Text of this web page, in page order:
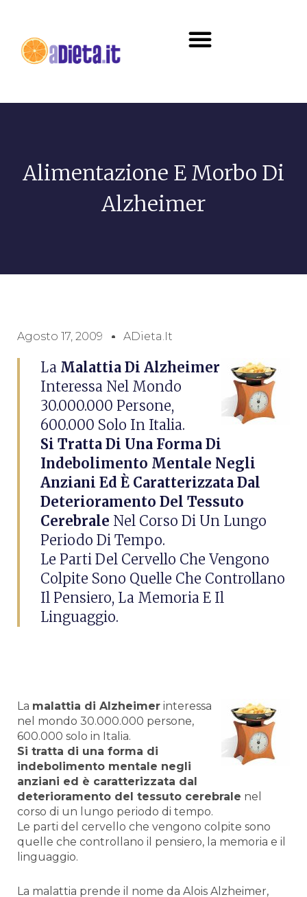
Alimentazione E Morbo Di
Alzheimer
Agosto 17, 2009 ADieta.it
La Malattia Di Alzheimer
Interessa Nel Mondo
30.000.000 Persone,
600.000 Solo In Italia.
Si Tratta Di Una Forma Di
Indebolimento Mentale Negli
Anziani Ed È Caratterizzata Dal
Deterioramento Del Tessuto
Cerebrale Nel Corso Di Un Lungo
Periodo Di Tempo.
Le Parti Del Cervello Che Vengono
Colpite Sono Quelle Che Controllano
Il Pensiero, La Memoria E Il
Linguaggio.
La malattia di Alzheimer interessa
nel mondo 30.000.000 persone,
600.000 solo in Italia.
Si tratta di una forma di
indebolimento mentale negli
anziani ed è caratterizzata dal
deterioramento del tessuto cerebrale nel
corso di un lungo periodo di tempo.
Le parti del cervello che vengono colpite sono
quelle che controllano il pensiero, la memoria e il
linguaggio.
La malattia prende il nome da Alois Alzheimer,